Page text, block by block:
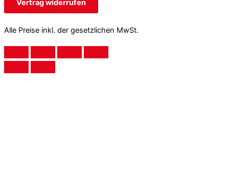
Vertrag widerrufen
Alle Preise inkl. der gesetzlichen MwSt.